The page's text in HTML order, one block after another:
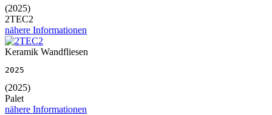
(2025)
2TEC2
nähere Informationen
Keramik Wandfliesen
2025
(2025)
Palet
nähere Informationen